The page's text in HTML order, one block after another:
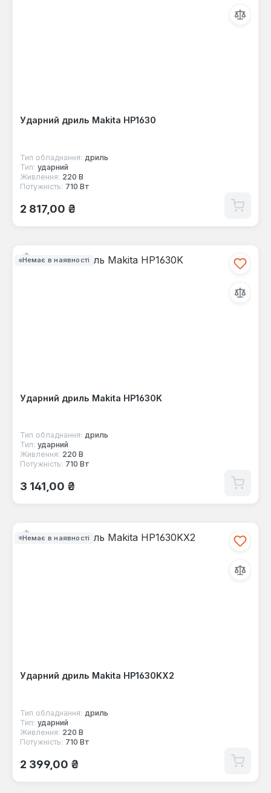
Ударний дриль Makita HP1630
Тип обладнання: дриль
Тип: ударний
Живлення: 220 В
Потужність: 710 Вт
Звичайна ціна:
2 817,00 ₴
Немає в наявності
Ударний дриль Makita HP1630K
Тип обладнання: дриль
Тип: ударний
Живлення: 220 В
Потужність: 710 Вт
Звичайна ціна:
3 141,00 ₴
Немає в наявності
Ударний дриль Makita HP1630KX2
Тип обладнання: дриль
Тип: ударний
Живлення: 220 В
Потужність: 710 Вт
Звичайна ціна:
2 399,00 ₴